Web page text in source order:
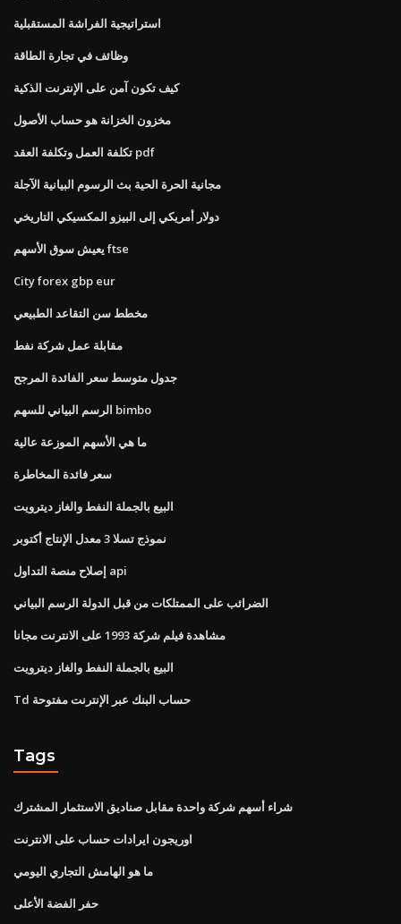
استراتيجية الفراشة المستقبلية
وظائف في تجارة الطاقة
كيف تكون آمن على الإنترنت الذكية
مخزون الخزانة هو حساب الأصول
تكلفة العمل وتكلفة العقد pdf
مجانية الحرة الحية بث الرسوم البيانية الآجلة
دولار أمريكي إلى البيزو المكسيكي التاريخي
يعيش سوق الأسهم ftse
City ​​forex gbp eur
مخطط سن التقاعد الطبيعي
مقابلة عمل شركة نفط
جدول متوسط ​​سعر الفائدة المرجح
الرسم البياني للسهم bimbo
ما هي الأسهم الموزعة عالية
سعر فائدة المخاطرة
البيع بالجملة النفط والغاز ديترويت
نموذج تسلا 3 معدل الإنتاج أكتوبر
إصلاح منصة التداول api
الضرائب على الممتلكات من قبل الدولة الرسم البياني
مشاهدة فيلم شركة 1993 على الانترنت مجانا
البيع بالجملة النفط والغاز ديترويت
Td حساب البنك عبر الإنترنت مفتوحة
Tags
شراء أسهم شركة واحدة مقابل صناديق الاستثمار المشترك
اوريجون ايرادات حساب على الانترنت
ما هو الهامش التجاري اليومي
حفر الفضة الأعلى